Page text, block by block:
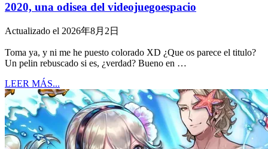
2020, una odisea del videojuegoespacio
Actualizado el 2026年8月2日
Toma ya, y ni me he puesto colorado XD ¿Que os parece el titulo?
Un pelin rebuscado si es, ¿verdad? Bueno en …
LEER MÁS...